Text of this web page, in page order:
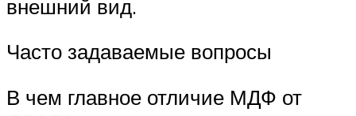
внешний вид.
Часто задаваемые вопросы
В чем главное отличие МДФ от